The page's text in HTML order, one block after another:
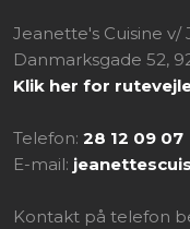
Jeanette's Cuisine v/
Danmarksgade 52,
Klik her for
Telefon: 28 12 09 07
E-mail:
Kontakt på telefon